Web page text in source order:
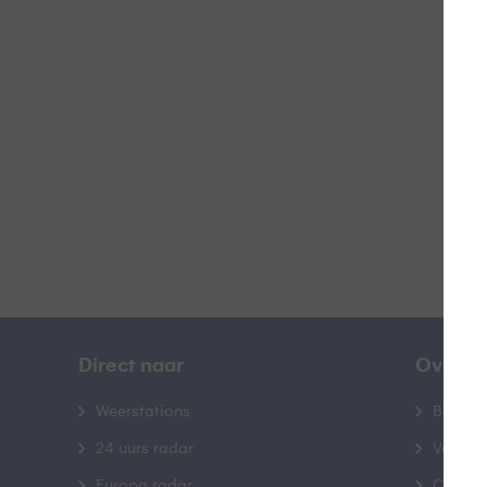
Direct naar
Weerstations
24 uurs radar
Over